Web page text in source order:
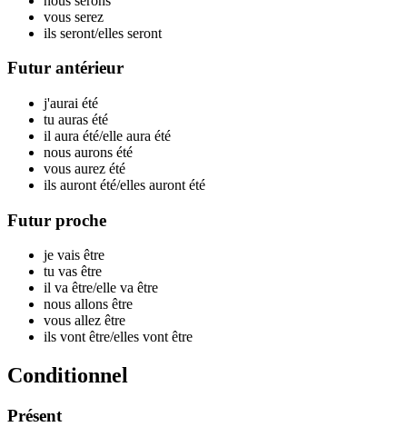
vous serez
ils seront/elles seront
Futur antérieur
j'aurai été
tu auras été
il aura été/elle aura été
nous aurons été
vous aurez été
ils auront été/elles auront été
Futur proche
je vais être
tu vas être
il va être/elle va être
nous allons être
vous allez être
ils vont être/elles vont être
Conditionnel
Présent